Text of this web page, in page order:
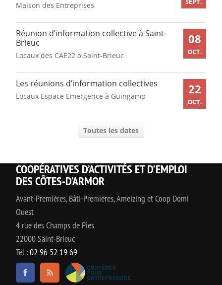
Maison des Entreprises
08
OCT.
Réunion d’information collective à Saint-
Brieuc
Locaux des CAE22 à Saint-Brieuc
22
OCT.
Les réunions d’information collectives
Locaux Espace Emergence à Guingamp
Toutes les dates
COOPÉRATIVES D’ACTIVITÉS ET D’EMPLOI
DES CÔTES-D’ARMOR
Avant-Premières, Bâti-Premières, Ameizing et Coop Domi
Ouest
4 rue des Champs de Pies
22000 Saint-Brieuc
Tél :02 96 52 19 69